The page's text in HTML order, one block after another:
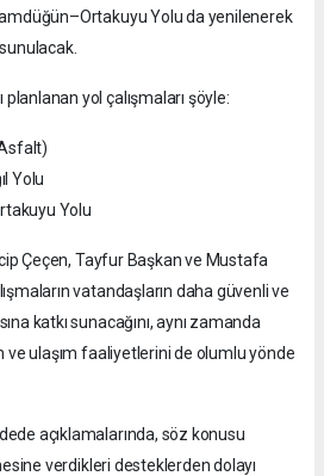
Yolu da yenilenerek
yol çalışmaları şöyle:
Yolu
Yolu
Çeçen, Tayfur Başkan ve Mustafa
vatandaşların daha güvenli ve
katkı sunacağını, aynı zamanda
ve ulaşım faaliyetlerini de olumlu yönde
açıklamalarında, söz konusu
verdikleri desteklerden dolayı